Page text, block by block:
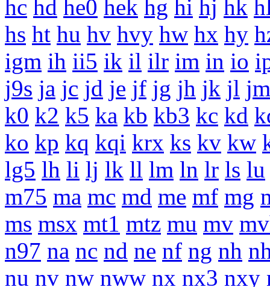
hc hd he0 hek hg hi hj hk
hs ht hu hv hvy hw hx hy
igm ih ii5 ik il ilr im in io
j9s ja jc jd je jf jg jh jk jl jm
k0 k2 k5 ka kb kb3 kc kd
ko kp kq kqi krx ks kv kw
lg5 lh li lj lk ll lm ln lr ls lu
m75 ma mc md me mf mg
ms msx mt1 mtz mu mv
n97 na nc nd ne nf ng nh
nu nv nw nww nx nx3 nxy